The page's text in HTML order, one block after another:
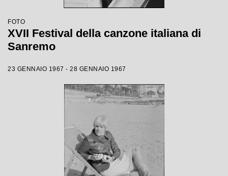
FOTO
XVII Festival della canzone italiana di
Sanremo
23 GENNAIO 1967 - 28 GENNAIO 1967